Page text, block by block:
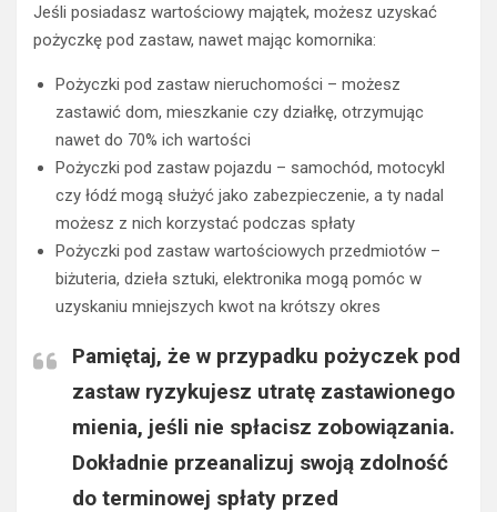
Jeśli posiadasz wartościowy majątek, możesz uzyskać
pożyczkę pod zastaw, nawet mając komornika:
Pożyczki pod zastaw nieruchomości – możesz
zastawić dom, mieszkanie czy działkę, otrzymując
nawet do 70% ich wartości
Pożyczki pod zastaw pojazdu – samochód, motocykl
czy łódź mogą służyć jako zabezpieczenie, a ty nadal
możesz z nich korzystać podczas spłaty
Pożyczki pod zastaw wartościowych przedmiotów –
biżuteria, dzieła sztuki, elektronika mogą pomóc w
uzyskaniu mniejszych kwot na krótszy okres
Pamiętaj, że w przypadku pożyczek pod
zastaw ryzykujesz utratę zastawionego
mienia, jeśli nie spłacisz zobowiązania.
Dokładnie przeanalizuj swoją zdolność
do terminowej spłaty przed